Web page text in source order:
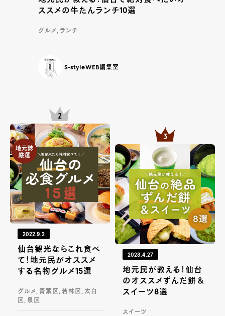
ススメの牛たんランチ10選
グルメ, ランチ
S-styleWEB編集室
2022.9.2
仙台観光ならこれ食べ
て！地元民がオススメ
する名物グルメ15選
グルメ, 青葉区, 若林区, 太白
区, 泉区
2023.4.27
地元民が教える！仙台
のオススメずんだ餅＆
スイーツ8選
スイーツ